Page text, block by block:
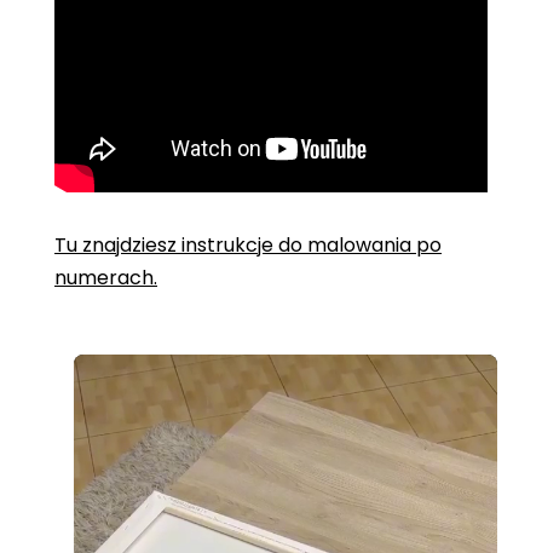
Tu znajdziesz instrukcje do malowania po
numerach.